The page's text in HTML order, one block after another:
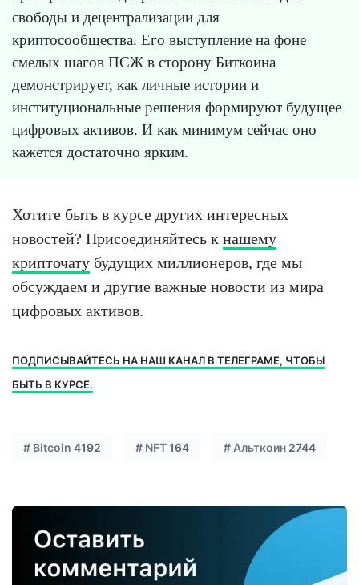
свободы и децентрализации для
криптосообщества. Его выступление на фоне
смелых шагов ПСЖ в сторону Биткоина
демонстрирует, как личные истории и
институциональные решения формируют будущее
цифровых активов. И как минимум сейчас оно
кажется достаточно ярким.
Хотите быть в курсе других интересных
новостей? Присоединяйтесь к нашему
крипточату будущих миллионеров, где мы
обсуждаем и другие важные новости из мира
цифровых активов.
ПОДПИСЫВАЙТЕСЬ НА НАШ КАНАЛ В ТЕЛЕГРАМЕ, ЧТОБЫ
БЫТЬ В КУРСЕ.
# Bitcoin 4192 # NFT164 # Альткоин 2744